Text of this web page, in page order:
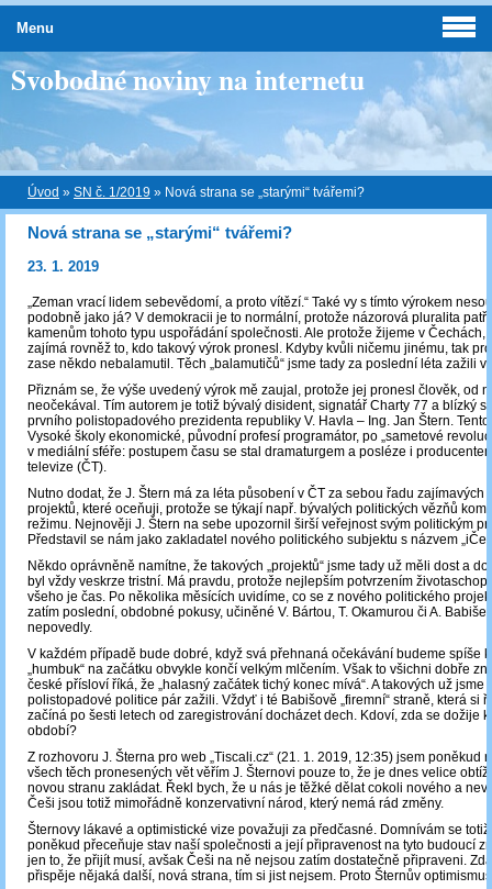
Svobodné noviny na internetu
Úvod » SN č. 1/2019 » Nová strana se „starými“ tvářemi?
Nová strana se „starými“ tvářemi?
23. 1. 2019
„Zeman vrací lidem sebevědomí, a proto vítězí.“ Také vy s tímto výrokem
podobně jako já? V demokracii je to normální, protože názorová pluralita
kamenům tohoto typu uspořádání společnosti. Ale protože žijeme v Čechách,
zajímá rovněž to, kdo takový výrok pronesl. Kdyby kvůli ničemu jinému, tak
zase někdo nebalamutil. Těch „balamutičů“ jsme tady za poslední léta zažili
Přiznám se, že výše uvedený výrok mě zaujal, protože jej pronesl člověk, od
neočekával. Tím autorem je totiž bývalý disident, signatář Charty 77 a blízký
prvního polistopadového prezidenta republiky V. Havla – Ing. Jan Štern.
Vysoké školy ekonomické, původní profesí programátor, po „sametové
v mediální sféře: postupem času se stal dramaturgem a posléze i
televize (ČT).
Nutno dodat, že J. Štern má za léta působení v ČT za sebou řadu zajímavých
projektů, které oceňuji, protože se týkají např. bývalých politických vězňů
režimu. Nejnověji J. Štern na sebe upozornil širší veřejnost svým politickým
Představil se nám jako zakladatel nového politického subjektu s názvem
Někdo oprávněně namítne, že takových „projektů“ jsme tady už měli dost a
byl vždy veskrze tristní. Má pravdu, protože nejlepším potvrzením
všeho je čas. Po několika měsících uvidíme, co se z nového politického
zatím poslední, obdobné pokusy, učiněné V. Bártou, T. Okamurou či A.
nepovedly.
V každém případě bude dobré, když svá přehnaná očekávání budeme spíše
„humbuk“ na začátku obvykle končí velkým mlčením. Však to všichni dobře
české přísloví říká, že „halasný začátek tichý konec mívá“. A takových už jsme
polistopadové politice pár zažili. Vždyť i té Babišově „firemní“ straně, která si
začíná po šesti letech od zaregistrování docházet dech. Kdoví, zda se dožije
období?
Z rozhovoru J. Šterna pro web „Tiscali.cz“ (21. 1. 2019, 12:35) jsem poněkud
všech těch pronesených vět věřím J. Šternovi pouze to, že je dnes velice
novou stranu zakládat. Řekl bych, že u nás je těžké dělat cokoli nového a
Češi jsou totiž mimořádně konzervativní národ, který nemá rád změny.
Šternovy lákavé a optimistické vize považuji za předčasné. Domnívám se
poněkud přeceňuje stav naší společnosti a její připravenost na tyto budoucí
jen to, že přijít musí, avšak Češi na ně nejsou zatím dostatečně připraveni.
přispěje nějaká další, nová strana, tím si jist nejsem. Proto Šternův
Menu